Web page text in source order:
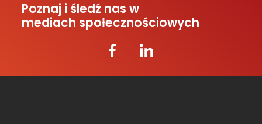
Poznaj i śledź nas w
mediach społecznościowych